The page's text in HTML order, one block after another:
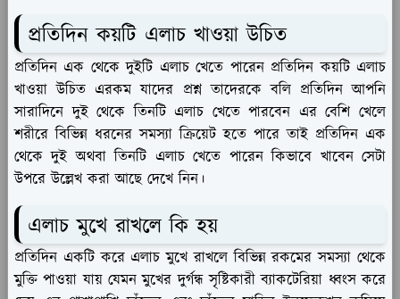
প্রতিদিন কয়টি এলাচ খাওয়া উচিত
প্রতিদিন এক থেকে দুইটি এলাচ খেতে পারেন প্রতিদিন কয়টি এলাচ
খাওয়া উচিত এরকম যাদের প্রশ্ন তাদেরকে বলি প্রতিদিন আপনি
সারাদিনে দুই থেকে তিনটি এলাচ খেতে পারবেন এর বেশি খেলে
শরীরে বিভিন্ন ধরনের সমস্যা ক্রিয়েট হতে পারে তাই প্রতিদিন এক
থেকে দুই অথবা তিনটি এলাচ খেতে পারেন কিভাবে খাবেন সেটা
উপরে উল্লেখ করা আছে দেখে নিন।
এলাচ মুখে রাখলে কি হয়
প্রতিদিন একটি করে এলাচ মুখে রাখলে বিভিন্ন রকমের সমস্যা থেকে
মুক্তি পাওয়া যায় যেমন মুখের দুর্গন্ধ সৃষ্টিকারী ব্যাকটেরিয়া ধ্বংস করে